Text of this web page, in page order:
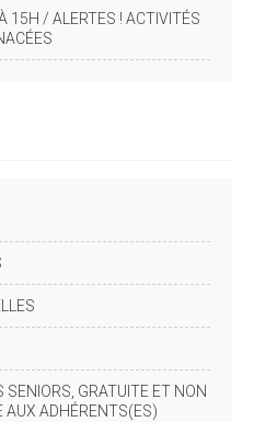
15H / ALERTES ! ACTIVITÉS
SENIORS, GRATUITE ET NON
AUX ADHÉRENTS(ES)